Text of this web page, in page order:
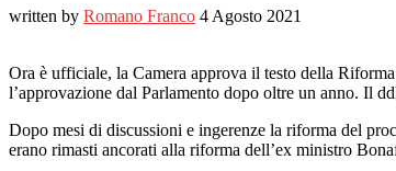
written by Romano Franco 4 Agosto 2021
Ora è ufficiale, la Camera approva il testo della
l’approvazione dal Parlamento dopo oltre un anno. Il
Dopo mesi di discussioni e ingerenze la riforma del
erano rimasti ancorati alla riforma dell’ex ministro